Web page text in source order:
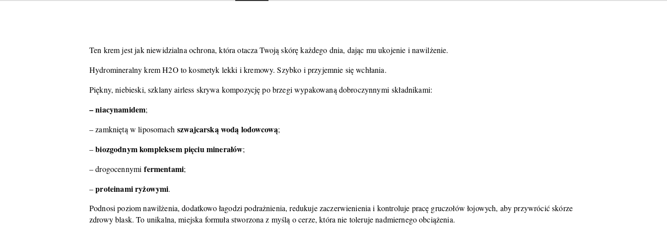
Ten krem jest jak niewidzialna ochrona, która otacza Twoją skórę każdego dnia, dając mu ukojenie i nawilżenie.
Hydromineralny krem H2O to kosmetyk lekki i kremowy. Szybko i przyjemnie się wchłania.
Piękny, niebieski, szklany airless skrywa kompozycję po brzegi wypakowaną dobroczynnymi składnikami:
– niacynamidem;
– zamkniętą w liposomach szwajcarską wodą lodowcową;
–biozgodnym kompleksem pięciu minerałów;
– drogocennymifermentami;
–proteinami ryżowymi.
Podnosi poziom nawilżenia, dodatkowo łagodzi podrażnienia, redukuje zaczerwienienia i kontroluje pracę gruczołów łojowych, aby przywrócić skórze
zdrowy blask. To unikalna, miejska formuła stworzona z myślą o cerze, która nie toleruje nadmiernego obciążenia.